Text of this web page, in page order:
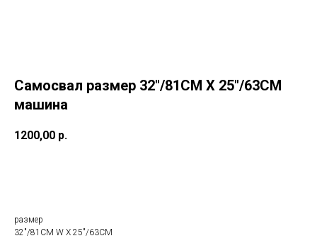
Самосвал размер 32"/81CM X 25"/63CM
машина
1200,00 р.
размер
32"/81CM W X 25"/63CM